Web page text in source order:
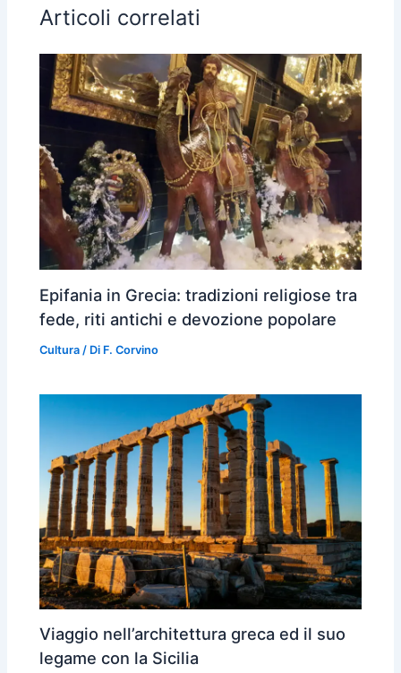
Articoli correlati
Epifania in Grecia: tradizioni religiose tra
fede, riti antichi e devozione popolare
Cultura / Di F. Corvino
Viaggio nell’architettura greca ed il suo
legame con la Sicilia